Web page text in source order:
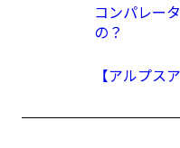
コンパレー
の？
【アルプス